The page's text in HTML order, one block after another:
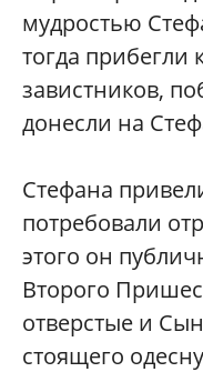
мудростью
тогда
завистников,
донесли на
Стефана
потребовали
этого он
Второго
отверстые и
стоящего